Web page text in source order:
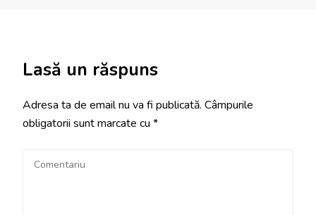
Lasă un răspuns
Adresa ta de email nu va fi publicată. Câmpurile
obligatorii sunt marcate cu *